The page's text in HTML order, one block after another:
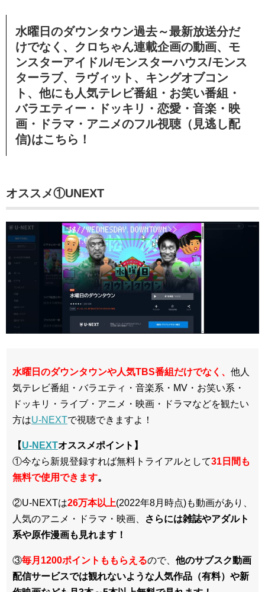
水曜日のダウンタウン過去～最新放送分だ
けでなく、クロちゃん連載企画の動画、モ
ンスターアイドル/モンスターハウス/モンス
ターラブ、ラヴィット、キングオブコン
ト、他にも人気テレビ番組・お笑い番組・
バラエティー・ドッキリ・恋愛・音楽・映
画・ドラマ・アニメのフル視聴（見逃し配
信)はこちら！
オススメ①UNEXT
水曜日のダウンタウンや人気TBS番組だけでなく、 他人
気テレビ番組・バラエティ・音楽系・MV・お笑い系・
ドッキリ・ライブ・アニメ・映画・ドラマなどを観たい
方はU-NEXTで視聴できますよ！
【U-NEXTオススメポイント】
①今なら新規登録すれば無料トライアルとして31日間も
無料で使用できます。
②U-NEXTは26万本以上(2022年8月時点)も動画があり、
人気のアニメ・ドラマ・映画、
さらには雑誌やアダルト
系や原作漫画も見れます！
③毎月1200ポイントももらえるので、 他のサブスク動画
配信サービスでは観れないような人気作品（有料）や新